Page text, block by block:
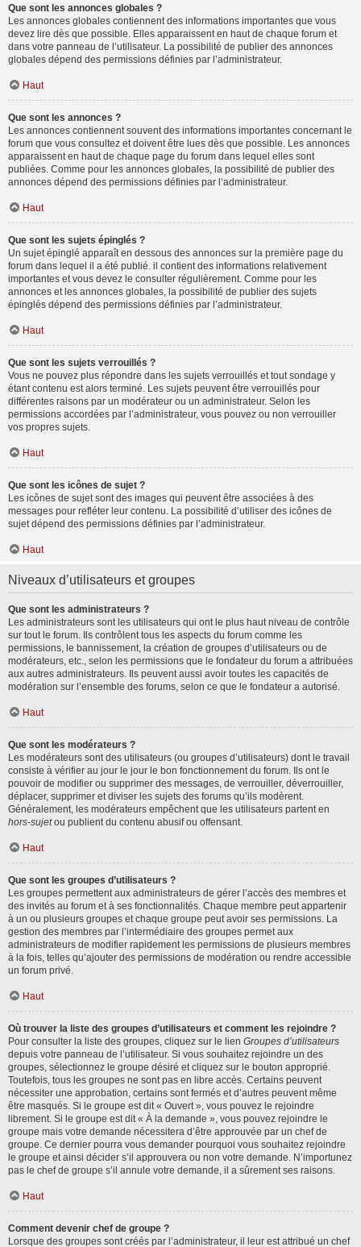
Que sont les annonces globales ?
Les annonces globales contiennent des informations importantes que vous
devez lire dès que possible. Elles apparaissent en haut de chaque forum et
dans votre panneau de l’utilisateur. La possibilité de publier des annonces
globales dépend des permissions définies par l’administrateur.
Haut
Que sont les annonces ?
Les annonces contiennent souvent des informations importantes concernant le
forum que vous consultez et doivent être lues dès que possible. Les annonces
apparaissent en haut de chaque page du forum dans lequel elles sont
publiées. Comme pour les annonces globales, la possibilité de publier des
annonces dépend des permissions définies par l’administrateur.
Haut
Que sont les sujets épinglés ?
Un sujet épinglé apparaît en dessous des annonces sur la première page du
forum dans lequel il a été publié. il contient des informations relativement
importantes et vous devez le consulter régulièrement. Comme pour les
annonces et les annonces globales, la possibilité de publier des sujets
épinglés dépend des permissions définies par l’administrateur.
Haut
Que sont les sujets verrouillés ?
Vous ne pouvez plus répondre dans les sujets verrouillés et tout sondage y
étant contenu est alors terminé. Les sujets peuvent être verrouillés pour
différentes raisons par un modérateur ou un administrateur. Selon les
permissions accordées par l’administrateur, vous pouvez ou non verrouiller
vos propres sujets.
Haut
Que sont les icônes de sujet ?
Les icônes de sujet sont des images qui peuvent être associées à des
messages pour refléter leur contenu. La possibilité d’utiliser des icônes de
sujet dépend des permissions définies par l’administrateur.
Haut
Niveaux d’utilisateurs et groupes
Que sont les administrateurs ?
Les administrateurs sont les utilisateurs qui ont le plus haut niveau de contrôle
sur tout le forum. Ils contrôlent tous les aspects du forum comme les
permissions, le bannissement, la création de groupes d’utilisateurs ou de
modérateurs, etc., selon les permissions que le fondateur du forum a attribuées
aux autres administrateurs. Ils peuvent aussi avoir toutes les capacités de
modération sur l’ensemble des forums, selon ce que le fondateur a autorisé.
Haut
Que sont les modérateurs ?
Les modérateurs sont des utilisateurs (ou groupes d’utilisateurs) dont le travail
consiste à vérifier au jour le jour le bon fonctionnement du forum. Ils ont le
pouvoir de modifier ou supprimer des messages, de verrouiller, déverrouiller,
déplacer, supprimer et diviser les sujets des forums qu’ils modèrent.
Généralement, les modérateurs empêchent que les utilisateurs partent en
hors-sujetou publient du contenu abusif ou offensant.
Haut
Que sont les groupes d’utilisateurs ?
Les groupes permettent aux administrateurs de gérer l’accès des membres et
des invités au forum et à ses fonctionnalités. Chaque membre peut appartenir
à un ou plusieurs groupes et chaque groupe peut avoir ses permissions. La
gestion des membres par l’intermédiaire des groupes permet aux
administrateurs de modifier rapidement les permissions de plusieurs membres
à la fois, telles qu’ajouter des permissions de modération ou rendre accessible
un forum privé.
Haut
Où trouver la liste des groupes d’utilisateurs et comment les rejoindre ?
Pour consulter la liste des groupes, cliquez sur le lien Groupes d’utilisateurs
depuis votre panneau de l’utilisateur. Si vous souhaitez rejoindre un des
groupes, sélectionnez le groupe désiré et cliquez sur le bouton approprié.
Toutefois, tous les groupes ne sont pas en libre accès. Certains peuvent
nécessiter une approbation, certains sont fermés et d’autres peuvent même
être masqués. Si le groupe est dit « Ouvert », vous pouvez le rejoindre
librement. Si le groupe est dit « À la demande », vous pouvez rejoindre le
groupe mais votre demande nécessitera d’être approuvée par un chef de
groupe. Ce dernier pourra vous demander pourquoi vous souhaitez rejoindre
le groupe et ainsi décider s’il approuvera ou non votre demande. N’importunez
pas le chef de groupe s’il annule votre demande, il a sûrement ses raisons.
Haut
Comment devenir chef de groupe ?
Lorsque des groupes sont créés par l’administrateur, il leur est attribué un chef